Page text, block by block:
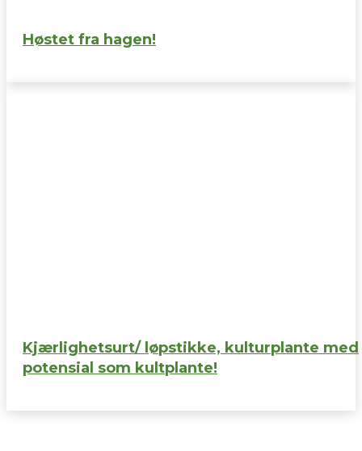
Høstet fra hagen!
Kjærlighetsurt/ løpstikke, kulturplante med
potensial som kultplante!